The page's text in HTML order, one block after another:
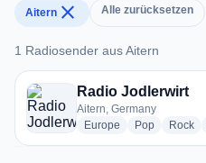
Aitern close Alle zurücksetzen
1 Radiosender aus Aitern
1 Radiosender aus Aitern
Radio Jodlerwirt
Aitern, Germany
Europe radio stations
PopradioRock